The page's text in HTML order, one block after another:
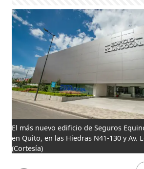
El más nuevo edificio de Seguros
en Quito, en las Hiedras N41-130 y Av.
(Cortesía)